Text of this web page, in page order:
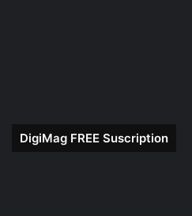
DigiMag FREE Suscription